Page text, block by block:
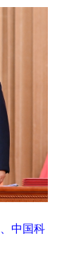
中国科